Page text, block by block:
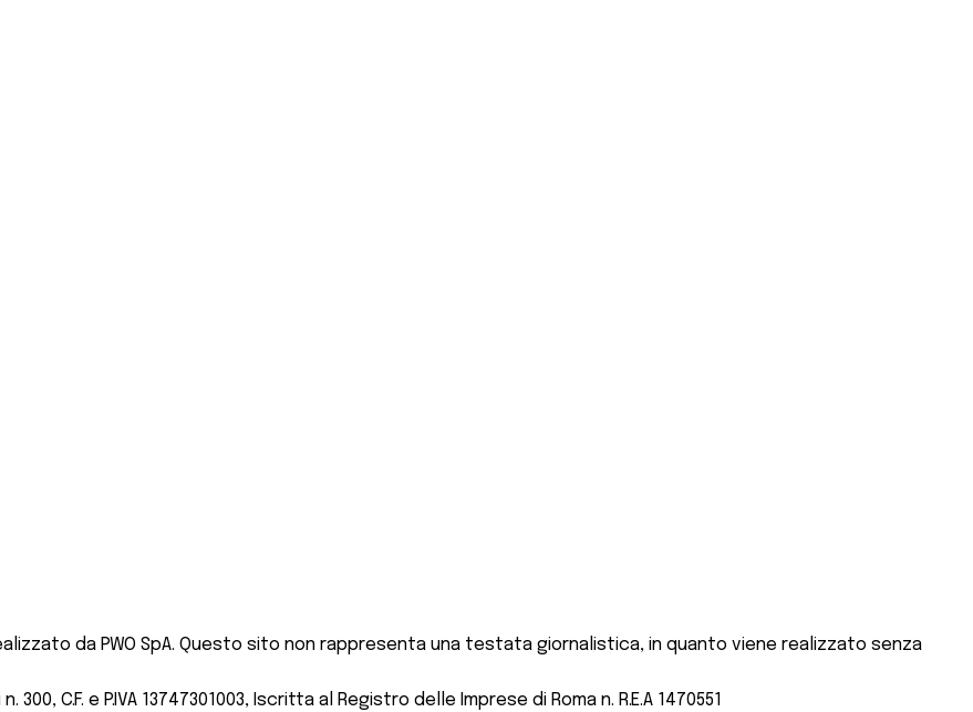
da PWO SpA. Questo sito non rappresenta una testata giornalistica, in quanto viene realizzato senza
C.F. e P.IVA 13747301003, Iscritta al Registro delle Imprese di Roma n. R.E.A 1470551